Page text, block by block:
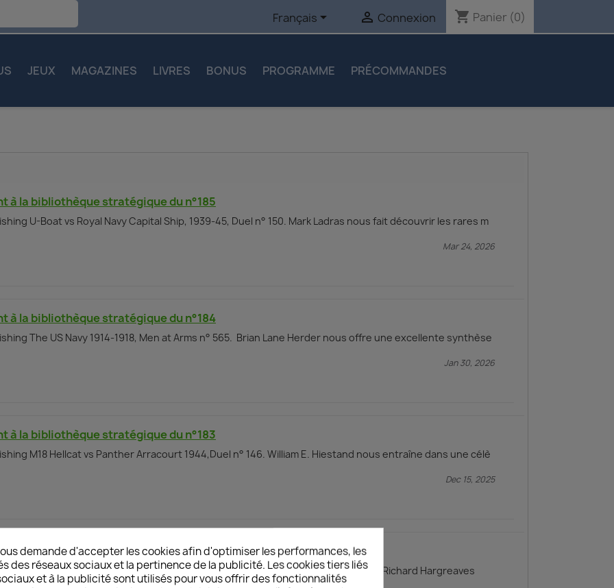
Français  Connexion shopping_cart Panier (0)
JEUX MAGAZINES LIVRES BONUS PROGRAMME PRÉCOMMANDES
à la bibliothèque stratégique du n°185
U-Boat vs Royal Navy Capital Ship, 1939-45, Duel n° 150. Mark Ladras nous fait découvrir les rares m
Mar 24, 2026
à la bibliothèque stratégique du n°184
The US Navy 1914-1918, Men at Arms n° 565. Brian Lane Herder nous offre une excellente synthèse
Jan 30, 2026
à la bibliothèque stratégique du n°183
M18 Hellcat vs Panther Arracourt 1944,Duel n° 146. William E. Hiestand nous entraîne dans une célè
Dec 15, 2025
à la bibliothèque stratégique du n°182
Opening the gates of hell, operation Barbarossa, June-July 1941 Ce livre de Richard Hargreaves
demande d'accepter les cookies afin d'optimiser les performances, les
des réseaux sociaux et la pertinence de la publicité. Les cookies tiers liés
et à la publicité sont utilisés pour vous offrir des fonctionnalités